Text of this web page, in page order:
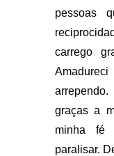
pessoas
carrego
graças a
minha fé
paralisar.